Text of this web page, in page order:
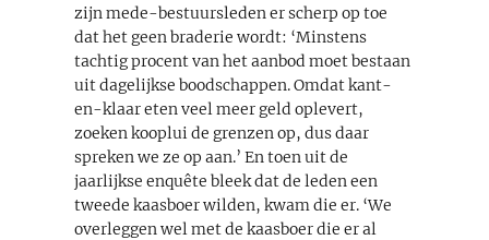
zijn mede-bestuursleden er scherp op toe
dat het geen braderie wordt: ‘Minstens
tachtig procent van het aanbod moet bestaan
uit dagelijkse boodschappen. Omdat kant-
en-klaar eten veel meer geld oplevert,
zoeken kooplui de grenzen op, dus daar
spreken we ze op aan.’ En toen uit de
jaarlijkse enquête bleek dat de leden een
tweede kaasboer wilden, kwam die er. ‘We
overleggen wel met de kaasboer die er al